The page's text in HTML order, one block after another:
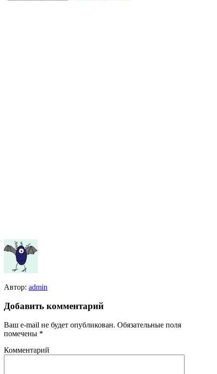
Автор: admin
Добавить комментарий
Ваш e-mail не будет опубликован. Обязательные поля
помечены *
Комментарий